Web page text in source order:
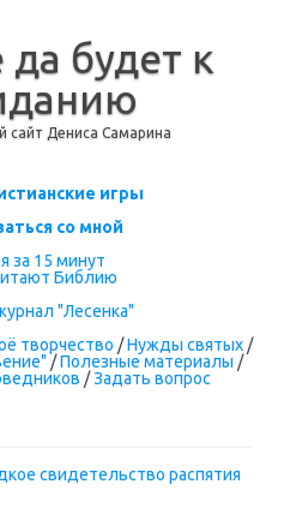
да будет к
сайт Дениса Самарина
игры
со мной
за 15 минут
Библию
"Лесенка"
творчество /Нужды святых /
/Полезные материалы /
/Задать вопрос
свидетельство распятия